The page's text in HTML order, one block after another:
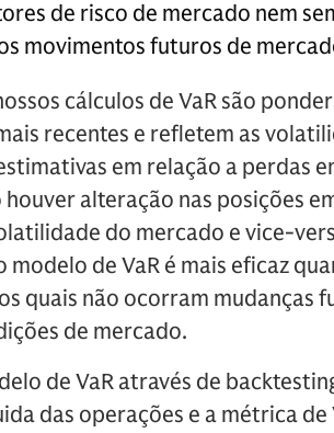
de risco de mercado nem
movimentos futuros de
cálculos de VaR são
recentes e refletem as
em relação a perdas
alteração nas posições
do mercado e vice-
de VaR é mais eficaz
quais não ocorram mudanças
de mercado.
de VaR através de
das operações e a métrica de